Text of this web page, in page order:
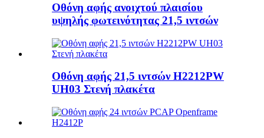
Οθόνη αφής ανοιχτού πλαισίου
υψηλής φωτεινότητας 21,5 ιντσών
Οθόνη αφής 21,5 ιντσών H2212PW
UH03 Στενή πλακέτα